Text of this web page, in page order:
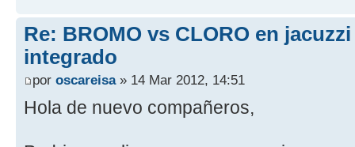
Re: BROMO vs CLORO en
integrado
por oscareisa» 14 Mar 2012, 14:51
Hola de nuevo compañeros,